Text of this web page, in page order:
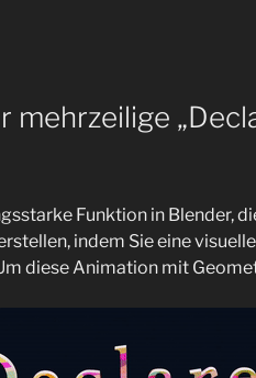
mehrzeilige
Funktion in Blender,
indem Sie eine
diese Animation mit